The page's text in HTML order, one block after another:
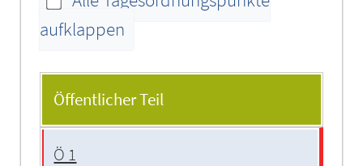
aufklappen
Tagesordnung
Öffentlicher Teil
Ö 1